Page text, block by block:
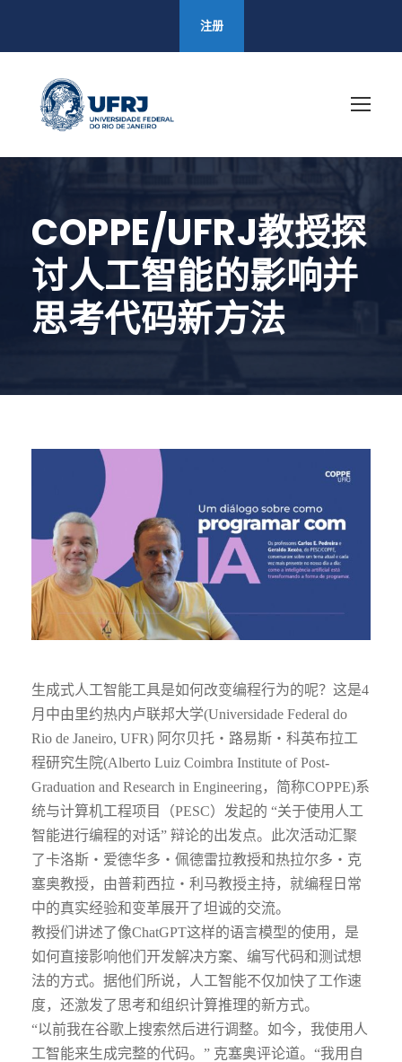
注册
COPPE/UFRJ教授探
讨人工智能的影响并
思考代码新方法
生成式人工智能工具是如何改变编程行为的呢？这是4
月中由里约热内卢联邦大学(Universidade Federal do
Rio de Janeiro, UFR) 阿尔贝托・路易斯・科英布拉工
程研究生院(Alberto Luiz Coimbra Institute of Post-
Graduation and Research in Engineering，简称COPPE)系
统与计算机工程项目（PESC）发起的 “关于使用人工
智能进行编程的对话” 辩论的出发点。此次活动汇聚
了卡洛斯・爱德华多・佩德雷拉教授和热拉尔多・克
塞奥教授，由普莉西拉・利马教授主持，就编程日常
中的真实经验和变革展开了坦诚的交流。
教授们讲述了像ChatGPT这样的语言模型的使用，是
如何直接影响他们开发解决方案、编写代码和测试想
法的方式。据他们所说，人工智能不仅加快了工作速
度，还激发了思考和组织计算推理的新方式。
“以前我在谷歌上搜索然后进行调整。如今，我使用人
工智能来生成完整的代码。” 克塞奥评论道。“我用自